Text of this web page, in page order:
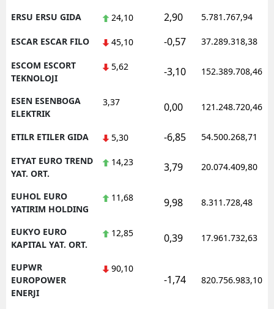
ERSU ERSU GIDA 24,10 2,90 5.781.767,94
ESCAR ESCAR FILO 45,10 -0,57 37.289.318,38
ESCOM ESCORT
TEKNOLOJI
5,62 -3,10 152.389.708,46
ESEN ESENBOGA
ELEKTRIK
3,37 0,00 121.248.720,46
ETILR ETILER GIDA 5,30 -6,85 54.500.268,71
ETYAT EURO TREND
YAT. ORT.
14,23 3,79 20.074.409,80
EUHOL EURO
YATIRIM HOLDING
11,68 9,98 8.311.728,48
EUKYO EURO
KAPITAL YAT. ORT.
12,85 0,39 17.961.732,63
EUPWR
EUROPOWER
ENERJI
90,10
-1,74 820.756.983,10